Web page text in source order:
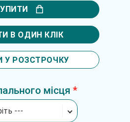
В ОДИН КЛІК
У РОЗСТРОЧКУ
місця
---